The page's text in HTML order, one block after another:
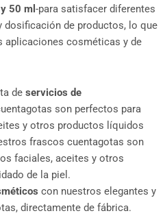
50 ml -para satisfacer diferentes
dosificación de productos, lo que
aplicaciones cosméticas y de
de servicios de
son perfectos para
y otros productos líquidos
frascos cuentagotas son
faciales, aceites y otros
de la piel.
con nuestros elegantes y
directamente de fábrica.